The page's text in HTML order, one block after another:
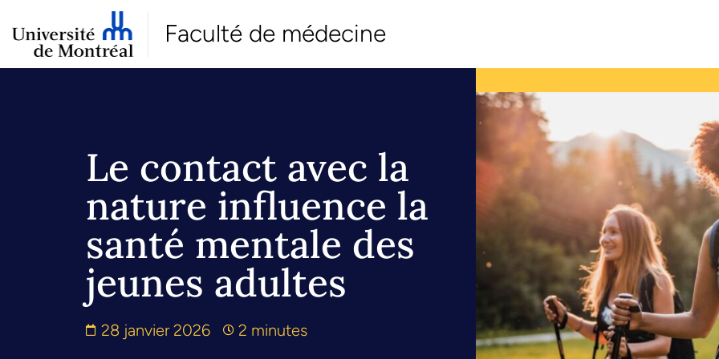
Faculté de médecine
Le contact avec la
nature influence la
santé mentale des
jeunes adultes
28 janvier 2026 2 minutes